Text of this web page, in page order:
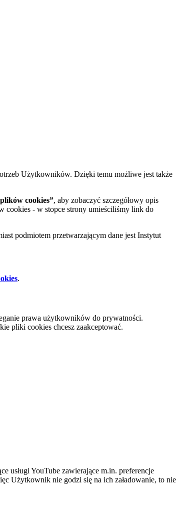
Użytkowników. Dzięki temu możliwe jest także
cookies”, aby zobaczyć szczegółowy opis
cookies - w stopce strony umieściliśmy link do
podmiotem przetwarzającym dane jest Instytut
.
prawa użytkowników do prywatności.
pliki cookies chcesz zaakceptować.
usługi YouTube zawierające m.in. preferencje
Użytkownik nie godzi się na ich załadowanie, to nie